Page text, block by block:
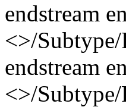
endstream
<>/
endstream
<>/